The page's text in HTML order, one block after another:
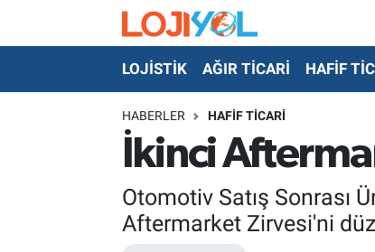
LOJİSTİK AĞIR TİCARİ HAFİF
HABERLER HAFİF TİCARİ
İkinci
Otomotiv Satış Sonrası
Aftermarket Zirvesi'ni
OTO-TEST